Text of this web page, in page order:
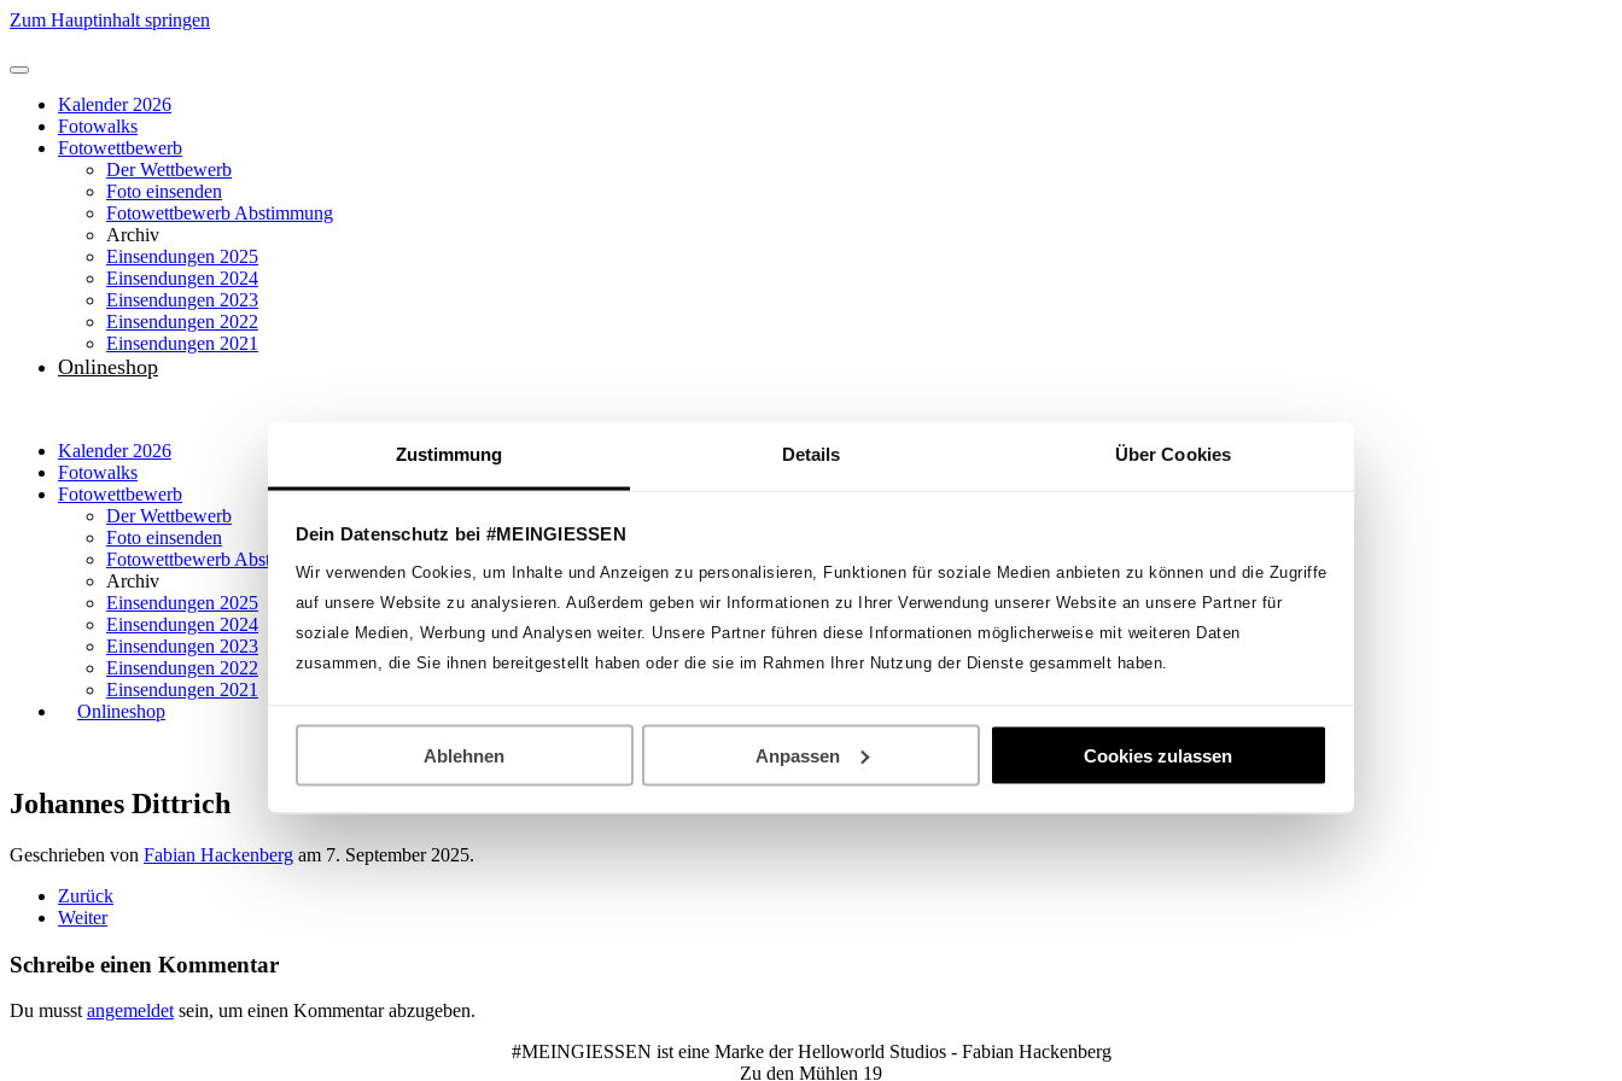
Zustimmung Details Über Cookies
Dein Datenschutz bei #MEINGIESSEN
Wir verwenden Cookies, um Inhalte und Anzeigen zu personalisieren, Funktionen für soziale Medien anbieten zu können und die Zugriffe
auf unsere Website zu analysieren. Außerdem geben wir Informationen zu Ihrer Verwendung unserer Website an unsere Partner für
soziale Medien, Werbung und Analysen weiter. Unsere Partner führen diese Informationen möglicherweise mit weiteren Daten
zusammen, die Sie ihnen bereitgestellt haben oder die sie im Rahmen Ihrer Nutzung der Dienste gesammelt haben.
Ablehnen Anpassen Cookies zulassen
Zum Hauptinhalt springen
Kalender 2026
Fotowalks
Fotowettbewerb
Der Wettbewerb
Foto einsenden
Fotowettbewerb Abstimmung
Archiv
Einsendungen 2025
Einsendungen 2024
Einsendungen 2023
Einsendungen 2022
Einsendungen 2021
Onlineshop
Kalender 2026
Fotowalks
Fotowettbewerb
Der Wettbewerb
Foto einsenden
Fotowettbewerb Abstimmung
Archiv
Einsendungen 2025
Einsendungen 2024
Einsendungen 2023
Einsendungen 2022
Einsendungen 2021
Onlineshop
Johannes Dittrich
Geschrieben von Fabian Hackenberg am 7. September 2025.
Zurück
Weiter
Schreibe einen Kommentar
Du musst angemeldet sein, um einen Kommentar abzugeben.
#MEINGIESSEN ist eine Marke der Helloworld Studios - Fabian Hackenberg
Zu den Mühlen 19